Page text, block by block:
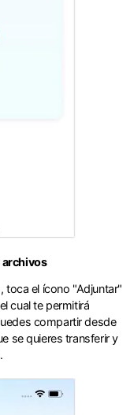
archivos󠀲󠀩󠀧󠀢󠀨󠀤󠀠󠀡󠀳
toca el ícono "Adjuntar"
cual te permitirá
compartir desde
se quieres transferir y